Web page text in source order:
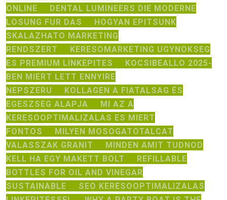
ONLINE
DENTAL LUMINEERS DIE MODERNE
LOSUNG FUR DAS
HOGYAN EPITSUNK
SKALAZHATO MARKETING
RENDSZERT
KERESOMARKETING UGYNOKSEG
ES PREMIUM LINKEPITES
KOCSIBEALLO 2025-
BEN MIERT LETT ENNYIRE
NEPSZERU
KOLLAGEN A FIATALSAG ÉS
EGESZSEG ALAPJA
MI AZ A
KERESOOPTIMALIZALAS ES MIERT
FONTOS
MILYEN MOSOGATOTALCAT
VALASSZAK GRANIT
MINDEN AMIT TUDNOD
KELL HA EGY MAKETT BOLT
REFILLABLE
BOTTLES FOR OIL AND VINEGAR
SUSTAINABLE
SEO KERESOOPTIMALIZALAS